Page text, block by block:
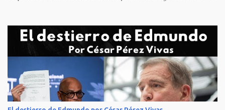
obliga a los líderes, a crear de forma urgente, estrategias
responsables para restituir la confianza de los ciudadanos hacia
las instituciones. El desmoronamiento moral de la sociedad va a
repercutir en la de los gobernantes, a quienes los devorará la
soledad. Un soplo de aliento fresco es la solicitud en la calle. La
relación sólida entre gobernantes y gobernados se construye con
base a la comunicación y la transparencia en las actuaciones. El